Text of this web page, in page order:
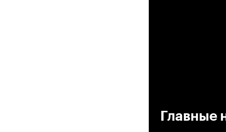
Главные